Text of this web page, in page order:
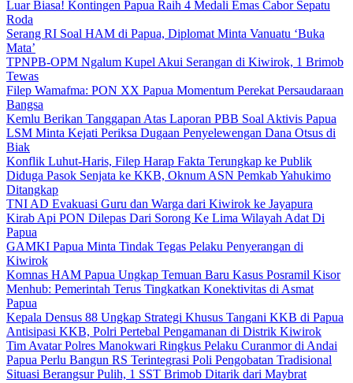
Luar Biasa! Kontingen Papua Raih 4 Medali Emas Cabor Sepatu
Roda
Serang RI Soal HAM di Papua, Diplomat Minta Vanuatu ‘Buka
Mata’
TPNPB-OPM Ngalum Kupel Akui Serangan di Kiwirok, 1 Brimob
Tewas
Filep Wamafma: PON XX Papua Momentum Perekat Persaudaraan
Bangsa
Kemlu Berikan Tanggapan Atas Laporan PBB Soal Aktivis Papua
LSM Minta Kejati Periksa Dugaan Penyelewengan Dana Otsus di
Biak
Konflik Luhut-Haris, Filep Harap Fakta Terungkap ke Publik
Diduga Pasok Senjata ke KKB, Oknum ASN Pemkab Yahukimo
Ditangkap
TNI AD Evakuasi Guru dan Warga dari Kiwirok ke Jayapura
Kirab Api PON Dilepas Dari Sorong Ke Lima Wilayah Adat Di
Papua
GAMKI Papua Minta Tindak Tegas Pelaku Penyerangan di
Kiwirok
Komnas HAM Papua Ungkap Temuan Baru Kasus Posramil Kisor
Menhub: Pemerintah Terus Tingkatkan Konektivitas di Asmat
Papua
Kepala Densus 88 Ungkap Strategi Khusus Tangani KKB di Papua
Antisipasi KKB, Polri Pertebal Pengamanan di Distrik Kiwirok
Tim Avatar Polres Manokwari Ringkus Pelaku Curanmor di Andai
Papua Perlu Bangun RS Terintegrasi Poli Pengobatan Tradisional
Situasi Berangsur Pulih, 1 SST Brimob Ditarik dari Maybrat